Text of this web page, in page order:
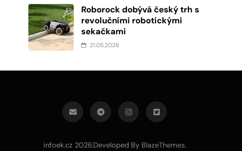
Roborock dobývá český trh s
revolučními robotickými
sekačkami
21.05.2026
infoek.cz 2026.Developed By BlazeThemes.